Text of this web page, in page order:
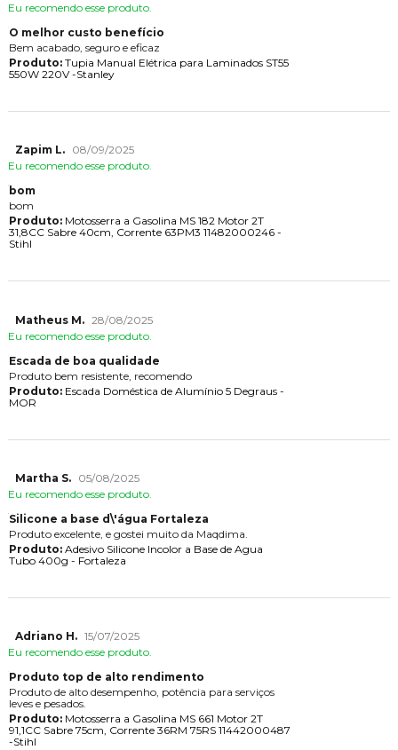
Eu recomendo esse produto.
O melhor custo benefício
Bem acabado, seguro e eficaz
Produto:Tupia Manual Elétrica para Laminados ST55
550W 220V -Stanley
Zapim L.
08/09/2025
Eu recomendo esse produto.
bom
bom
Produto:Motosserra a Gasolina MS 182 Motor 2T
31,8CC Sabre 40cm, Corrente 63PM3 11482000246 -
Stihl
Matheus M. 28/08/2025
Eu recomendo esse produto.
Escada de boa qualidade
Produto bem resistente, recomendo
Produto:Escada Doméstica de Alumínio 5 Degraus -
MOR
Martha S.
05/08/2025
Eu recomendo esse produto.
Silicone a base d\'água Fortaleza
Produto excelente, e gostei muito da Maqdima.
Produto:Adesivo Silicone Incolor a Base de Agua
Tubo 400g - Fortaleza
Adriano H. 15/07/2025
Eu recomendo esse produto.
Produto top de alto rendimento
Produto de alto desempenho, potência para serviços
leves e pesados.
Produto:Motosserra a Gasolina MS 661 Motor 2T
91,1CC Sabre 75cm, Corrente 36RM 75RS 11442000487
-Stihl